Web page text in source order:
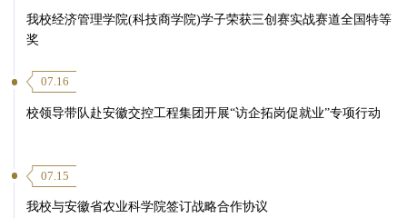
我校经济管理学院(科技商学院)学子荣获三创赛实战赛道全国特等
奖
07.16
校领导带队赴安徽交控工程集团开展“访企拓岗促就业”专项行动
07.15
我校与安徽省农业科学院签订战略合作协议